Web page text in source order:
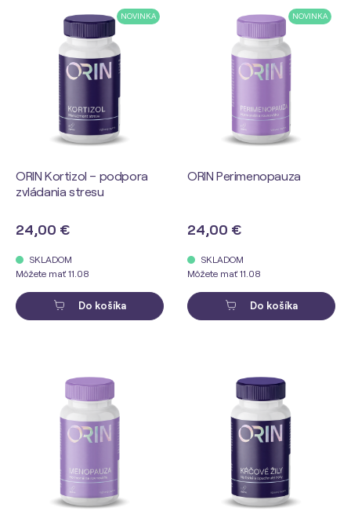
NOVINKA
ORIN Kortizol – podpora
zvládania stresu
24,00 €
SKLADOM
Môžete mať 11.08
Do košíka
NOVINKA
ORIN Perimenopauza
24,00 €
SKLADOM
Môžete mať 11.08
Do košíka